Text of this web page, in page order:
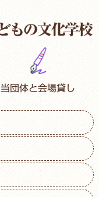
当団体と会場貸し